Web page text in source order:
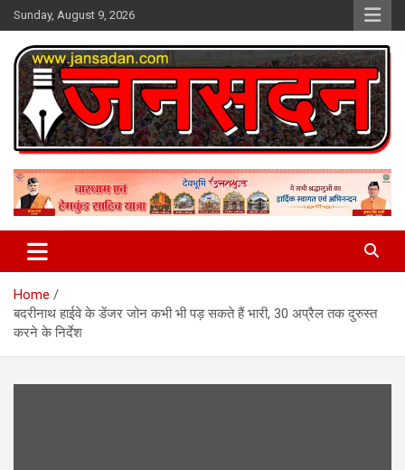
Skip
to
content
Sunday, August 9, 2026
Jan Sadan
Home
बदरीनाथ हाईवे के डेंजर जोन कभी भी पड़ सकते हैं भारी, 30 अप्रैल तक दुरुस्त
करने के निर्देश